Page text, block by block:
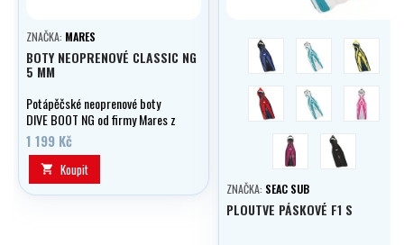
ZNAČKA: MARES
BOTY NEOPRENOVÉ CLASSIC NG
5 MM
Potápěčské neoprenové boty
DIVE BOOT NG od firmy Mares z
5 mm neoprenu Vám zajistí teplo
a pohodlí při každém ponoru.
1 199 Kč
 Koupit
modrá černá žlutá
červená bílá/modrábílá/
růžová/černáčerná
ZNAČKA: SEAC SUB
PLOUTVE PÁSKOVÉ F1 S